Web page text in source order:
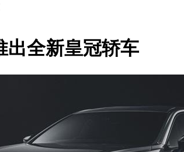
出全新皇冠轿车